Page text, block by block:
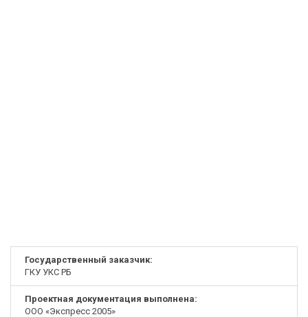
Государственный заказчик:
ГКУ УКС РБ
Проектная документация выполнена:
ООО «Экспресс 2005»